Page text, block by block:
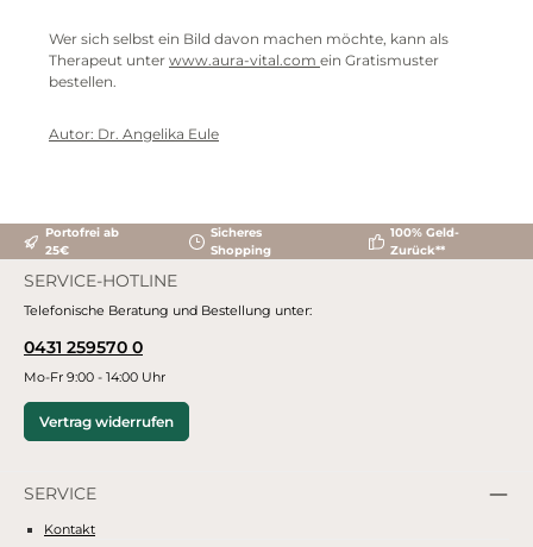
Wer sich selbst ein Bild davon machen möchte, kann als
Therapeut unter www.aura-vital.com ein Gratismuster
bestellen.
Autor: Dr. Angelika Eule
Portofrei ab
25€
Sicheres
Shopping
100% Geld-
Zurück**
SERVICE-HOTLINE
Telefonische Beratung und Bestellung unter:
0431 259570 0
Mo-Fr 9:00 - 14:00 Uhr
Vertrag widerrufen
SERVICE
Kontakt